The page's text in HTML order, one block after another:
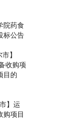
药食
标公告
】
收购项
目的
】运
购项目